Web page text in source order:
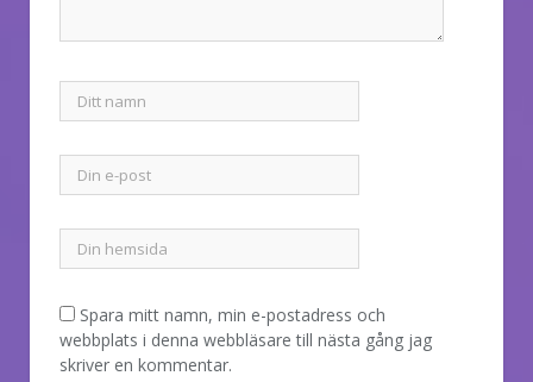
Spara mitt namn, min e-postadress och
webbplats i denna webbläsare till nästa gång jag
skriver en kommentar.